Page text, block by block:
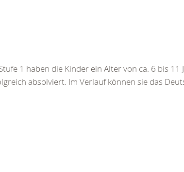
1 haben die Kinder ein Alter von ca. 6 bis 11
absolviert. Im Verlauf können sie das